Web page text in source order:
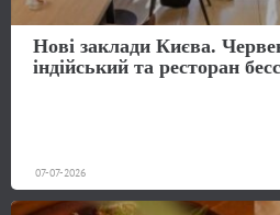
Нові заклади Києва.
індійський та ресторан
07-07-2026